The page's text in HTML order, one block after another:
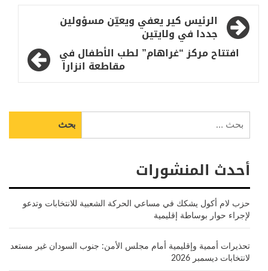
تصفّح
المقالات
الرئيس كير يعفي ويعيّن مسؤولين
جددا في ولايتين
افتتاح مركز “غراهام” لطب الأطفال في
مقاطعة انزارا
عن:
أحدث المنشورات
حزب لام أكول يشكك في مساعي الحركة الشعبية للانتخابات وتدعو
لإجراء حوار بوساطة إقليمية
تحذيرات أممية وإقليمية أمام مجلس الأمن: جنوب السودان غير مستعد
لانتخابات ديسمبر 2026